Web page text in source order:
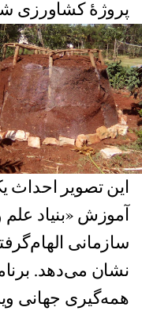
پروژهٔ کشاورزی
این تصویر احداث
آموزش «بنیاد علم
سازمانی
نشان می‌دهد.
همه‌گیری جهانی